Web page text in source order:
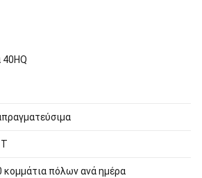
40HQ
κομμάτια πόλων ανά ημέρα